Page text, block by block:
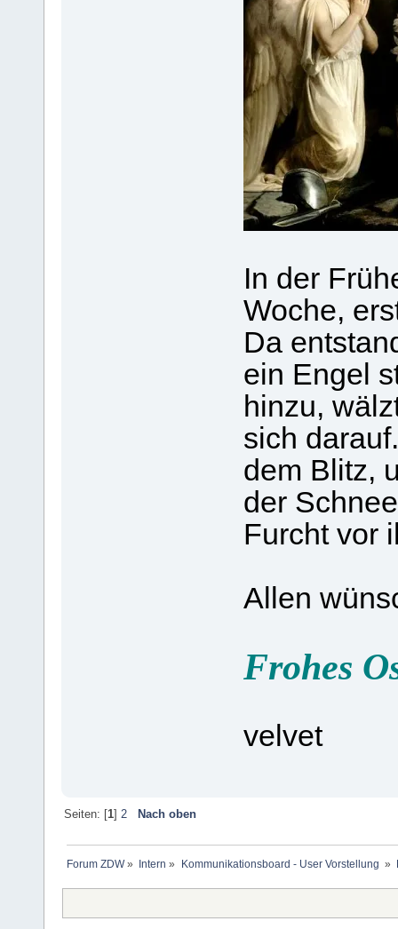
In der
Woche,
Da
ein Engel
hinzu,
sich
dem Blitz,
der
Furcht vor
Allen
Frohes
velvet
Seiten: [1] 2 Nach oben
Forum ZDW» Intern » Kommunikationsboard - User Vorstellung »